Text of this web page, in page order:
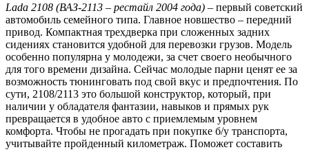
Lada 2108 (ВАЗ-2113 – рестайл 2004 года) – первый советский
автомобиль семейного типа. Главное новшество – передний
привод. Компактная трехдверка при сложенных задних
сидениях становится удобной для перевозки грузов. Модель
особенно популярна у молодежи, за счет своего необычного
для того времени дизайна. Сейчас молодые парни ценят ее за
возможность тюнинговать под свой вкус и предпочтения. По
сути, 2108/2113 это большой конструктор, который, при
наличии у обладателя фантазии, навыков и прямых рук
превращается в удобное авто с приемлемым уровнем
комфорта. Чтобы не прогадать при покупке б/у транспорта,
учитывайте пройденный километраж. Поможет составить